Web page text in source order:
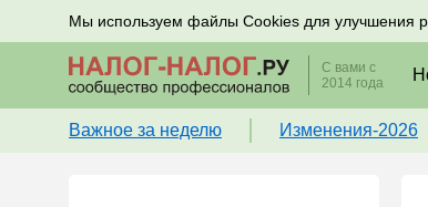
Мы используем файлы Cookies для улучшения
Подписывайтесь на новости по налогам,
С вами с
2014 года
Важное за неделю Изменения-2026